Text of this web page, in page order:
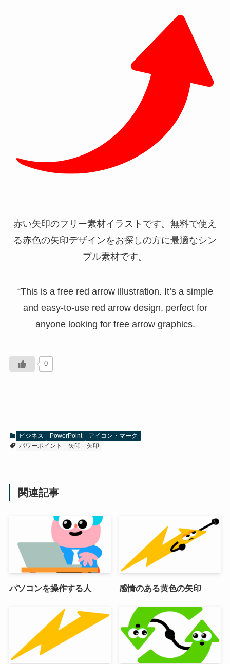
赤い矢印のフリー素材イラストです。無料で使え
る赤色の矢印デザインをお探しの方に最適なシン
プル素材です。
“This is a free red arrow illustration. It’s a simple
and easy‑to‑use red arrow design, perfect for
anyone looking for free arrow graphics.
0
ビジネス PowerPoint
アイコン・マーク
パワーポイント
矢印 矢印
関連記事
パソコンを操作する人 感情のある黄色の矢印